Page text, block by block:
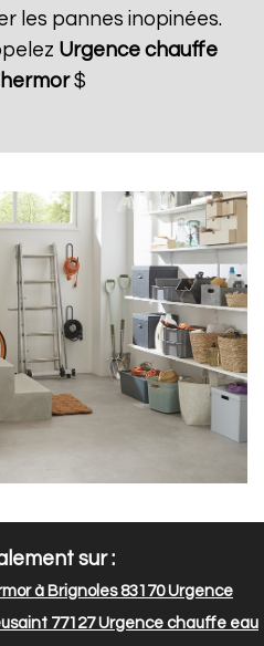
les pannes inopinées.
Urgence chauffe
$
sur :
à Brignoles 83170Urgence
77127Urgence chauffe eau